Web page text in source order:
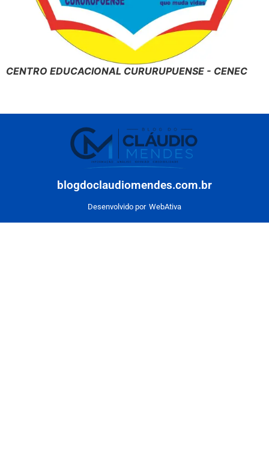
CENTRO EDUCACIONAL CURURUPUENSE - CENEC
blogdoclaudiomendes.com.br
Desenvolvido por WebAtiva